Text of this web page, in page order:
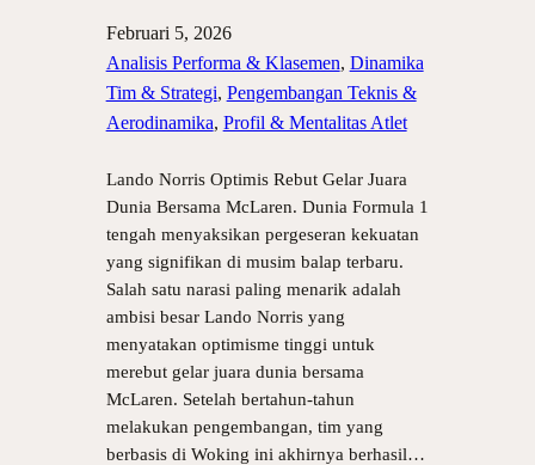
Februari 5, 2026
Analisis Performa & Klasemen, Dinamika
Tim & Strategi, Pengembangan Teknis &
Aerodinamika, Profil & Mentalitas Atlet
Lando Norris Optimis Rebut Gelar Juara
Dunia Bersama McLaren. Dunia Formula 1
tengah menyaksikan pergeseran kekuatan
yang signifikan di musim balap terbaru.
Salah satu narasi paling menarik adalah
ambisi besar Lando Norris yang
menyatakan optimisme tinggi untuk
merebut gelar juara dunia bersama
McLaren. Setelah bertahun-tahun
melakukan pengembangan, tim yang
berbasis di Woking ini akhirnya berhasil…